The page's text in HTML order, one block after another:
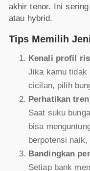
akhir tenor. Ini
atau hybrid.
Tips Memilih
Kenali profil
Jika kamu tidak
cicilan, pilih
Perhatikan
Saat suku
bisa
berpotensi
Bandingkan
Setiap bank